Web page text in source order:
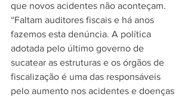
que novos acidentes não aconteçam.
“Faltam auditores fiscais e há anos
fazemos esta denúncia. A política
adotada pelo último governo de
sucatear as estruturas e os órgãos de
fiscalização é uma das responsáveis
pelo aumento nos acidentes e doenças